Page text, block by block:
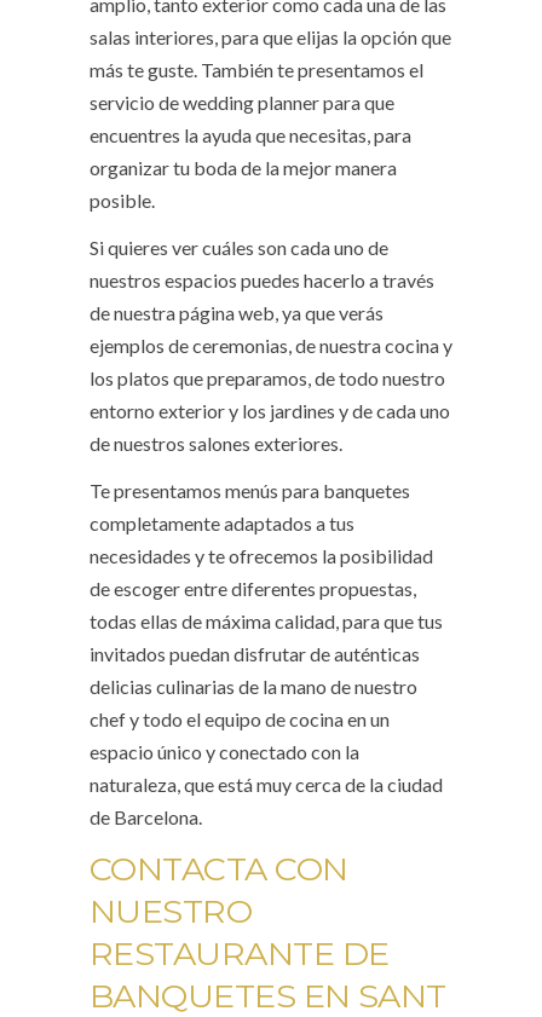
salas interiores, para que elijas la opción que
más te guste. También te presentamos el
servicio de wedding planner para que
encuentres la ayuda que necesitas, para
organizar tu boda de la mejor manera
posible.
Si quieres ver cuáles son cada uno de
nuestros espacios puedes hacerlo a través
de nuestra página web, ya que verás
ejemplos de ceremonias, de nuestra cocina y
los platos que preparamos, de todo nuestro
entorno exterior y los jardines y de cada uno
de nuestros salones exteriores.
Te presentamos menús para banquetes
completamente adaptados a tus
necesidades y te ofrecemos la posibilidad
de escoger entre diferentes propuestas,
todas ellas de máxima calidad, para que tus
invitados puedan disfrutar de auténticas
delicias culinarias de la mano de nuestro
chef y todo el equipo de cocina en un
espacio único y conectado con la
naturaleza, que está muy cerca de la ciudad
de Barcelona.
CONTACTA CON
NUESTRO
RESTAURANTE DE
BANQUETES EN SANT